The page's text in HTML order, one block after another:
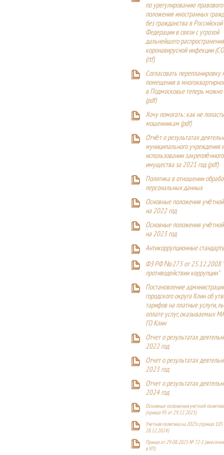
по урегулированию правового
положения иностранных
без гражданства в Российской
Федерации в связи с угрозой
дальнейшего
коронавирусной инфекции
(rtf)
Согласовать перепланировку
помещения в
в Подмосковье теперь можно
(pdf)
Хочу помогать: как не
мошенникам (pdf)
Отчёт о результатах
муниципального учреждения
использовании
имущества за 2021 год (pdf)
Политика в отношении
персональных данных
Основные положения
на 2022 год
Основные положения
на 2023 год
Антикоррупционные
ФЗ РФ №273 от 25.12.2008
противодействии коррупции"
Постановление
городского округа Клин об
тарифов на платные услуги,
оплате услуг, оказываемых
ГО Клин
Отчет о результатах
2022 год
Отчет о результатах
2023 год
Отчет о результатах
2024 год
Основные положения учетной
(приказ 95 от 29.12.2023)
Учетная политика на 2025г. (приказ 105
28.12.2024)
Приказ от 29.08.2025 № 72-1
в УП)